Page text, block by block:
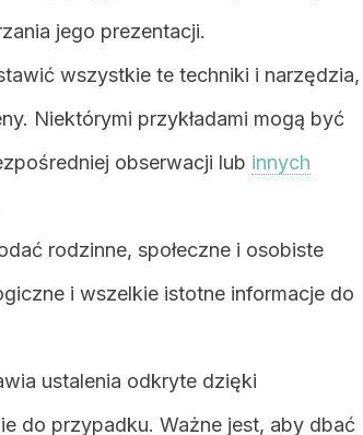
jego prezentacji.
wszystkie te techniki i narzędzia,
Niektórymi przykładami mogą być
obserwacji lub innych
rodzinne, społeczne i osobiste
i wszelkie istotne informacje do
ustalenia odkryte dzięki
do przypadku. Ważne jest, aby dbać